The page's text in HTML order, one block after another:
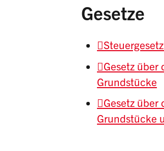
Gesetze
Gesetz
Grundstücke
Gesetz
Grundstücke